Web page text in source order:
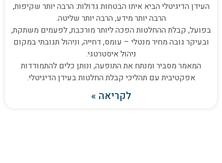
העידן הדיגיטלי הביא איתו הבטחות גדולות: הרבה יותר שקיפות,
הרבה יותר מידע, הרבה יותר שליטה.
בפועל, קבלת ההחלטות הפכה ליותר מורכבת, לפעמים משתקת,
ובעיקר גובה מחיר מנטלי – עומס, דחייה, וניהול תגובתי במקום
ניהול איסטרטגי.
המאמר מסביר ומנתח את התופעה, ונותן כלים להתמודדות
אפקטיבית עם תהליכי קבלת החלטות בעידן הדיגיטלי.
לקריאה »